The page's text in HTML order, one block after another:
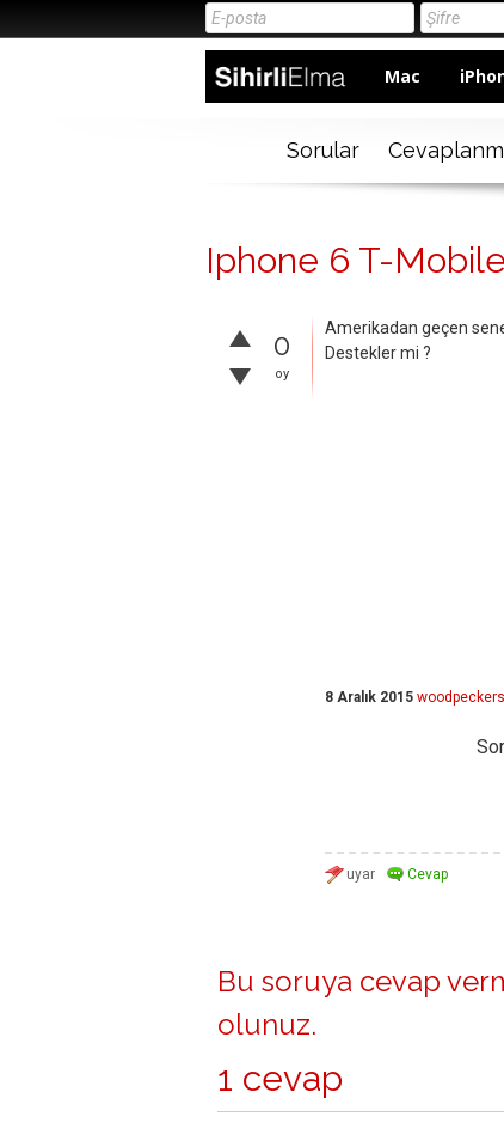
Mac
Sorular
Iphone 6 T-Mobile
0
oy
Amerikadan geçen sene
Destekler mi ?
8 Aralık 2015
Bu soruya cevap
olunuz.
1 cevap